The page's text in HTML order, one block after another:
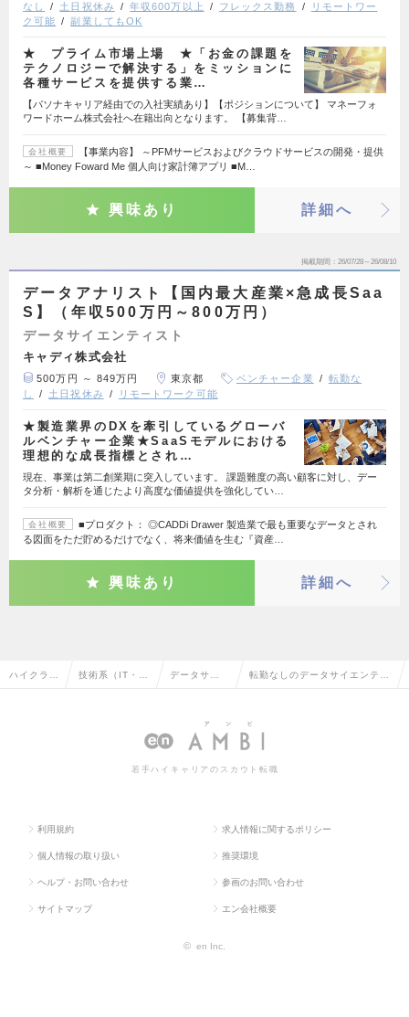
なし
土日祝休み 年収600万以上 フレックス勤務
リモートワー
ク可能
副業してもOK
★ プライム市場上場 ★「お金の課題を
テクノロジーで解決する」をミッションに
各種サービスを提供する業…
【パソナキャリア経由での入社実績あり】【ポジションについて】 マネーフォ
ワードホーム株式会社へ在籍出向となります。 【募集背…
会社概要
【事業内容】 ～PFMサービスおよびクラウドサービスの開発・提供
～ ■Money Foward Me 個人向け家計簿アプリ ■M…
興味あり 詳細へ
掲載期間 26/07/28～26/08/10
データアナリスト【国内最大産業×急成長Saa
S】（年収500万円～800万円）
データサイエンティスト
キャディ株式会社
500万円 ～ 849万円 東京都 ベンチャー企業
転勤な
し
土日祝休み リモートワーク可能
★製造業界のDXを牽引しているグローバ
ルベンチャー企業★SaaSモデルにおける
理想的な成長指標とされ…
現在、事業は第二創業期に突入しています。 課題難度の高い顧客に対し、デー
タ分析・解析を通じたより高度な価値提供を強化してい…
会社概要
■プロダクト： ◎CADDi Drawer 製造業で最も重要なデータとされ
る図面をただ貯めるだけでなく、将来価値を生む『資産…
興味あり 詳細へ
ハイクラス 技術系（IT・W データサイ
ト
転勤なしのデータサイエンティ
若手ハイキャリアのスカウト転職
利用規約 求人情報に関するポリシー
個人情報の取り扱い 推奨環境
ヘルプ・お問い合わせ 参画のお問い合わせ
サイトマップ エン会社概要
© en Inc.